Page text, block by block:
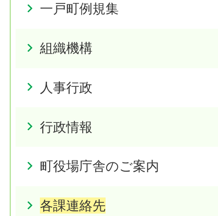
一戸町例規集
組織機構
人事行政
行政情報
町役場庁舎のご案内
各課連絡先